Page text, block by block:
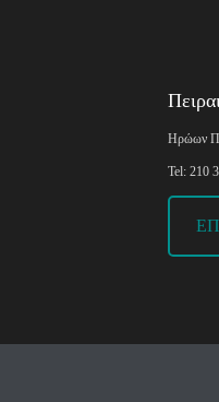
Ηρώων
Tel: 210